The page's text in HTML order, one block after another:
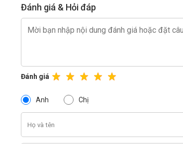
Đánh giá & Hỏi đáp
Đánh giá
Anh Chị